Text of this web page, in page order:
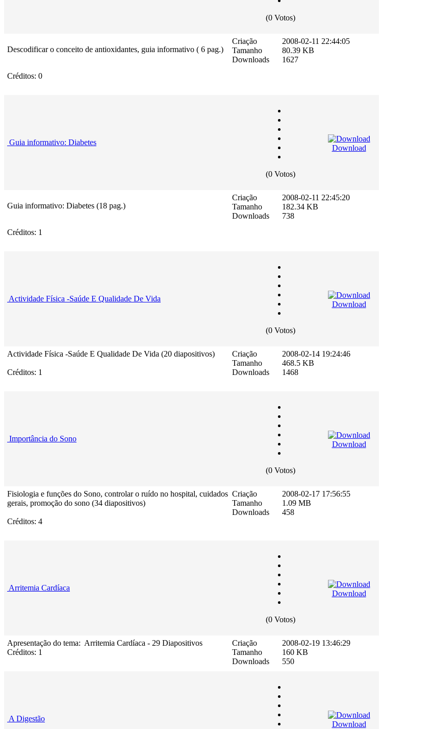
(0 Votos)
Descodificar o conceito de antioxidantes, guia informativo ( 6 pag.)
Créditos: 0
Criação
Tamanho
Downloads
2008-02-11 22:44:05
80.39 KB
1627
Guia informativo: Diabetes
(0 Votos)
Download
Guia informativo: Diabetes (18 pag.)
Créditos: 1
Criação
Tamanho
Downloads
2008-02-11 22:45:20
182.34 KB
738
Actividade Física -Saúde E Qualidade De Vida
(0 Votos)
Download
Actividade Física -Saúde E Qualidade De Vida (20 diapositivos)
Créditos: 1
Criação
Tamanho
Downloads
2008-02-14 19:24:46
468.5 KB
1468
Importância do Sono
(0 Votos)
Download
Fisiologia e funções do Sono, controlar o ruído no hospital, cuidados
gerais, promoção do sono (34 diapositivos)
Créditos: 4
Criação
Tamanho
Downloads
2008-02-17 17:56:55
1.09 MB
458
Arritemia Cardíaca
(0 Votos)
Download
Apresentação do tema: Arritemia Cardíaca - 29 Diapositivos
Créditos: 1
Criação
Tamanho
Downloads
2008-02-19 13:46:29
160 KB
550
A Digestão
Download